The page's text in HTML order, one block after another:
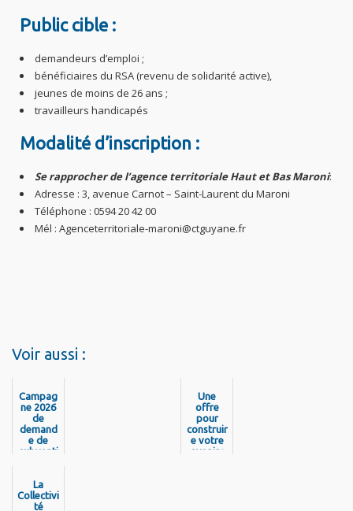
Public cible :
demandeurs d’emploi ;
bénéficiaires du RSA (revenu de solidarité active),
jeunes de moins de 26 ans ;
travailleurs handicapés
Modalité d’inscription :
Se rapprocher de l’agence territoriale Haut et Bas Maroni:
Adresse : 3, avenue Carnot – Saint-Laurent du Maroni
Téléphone : 0594 20 42 00
Mél : Agenceterritoriale-maroni@ctguyane.fr
Voir aussi :
Campag
ne 2026
de
demand
e de
subventi
Structur
es
d’Inserti
Une
offre
pour
construir
e votre
avenir :
La
Collectivi
té